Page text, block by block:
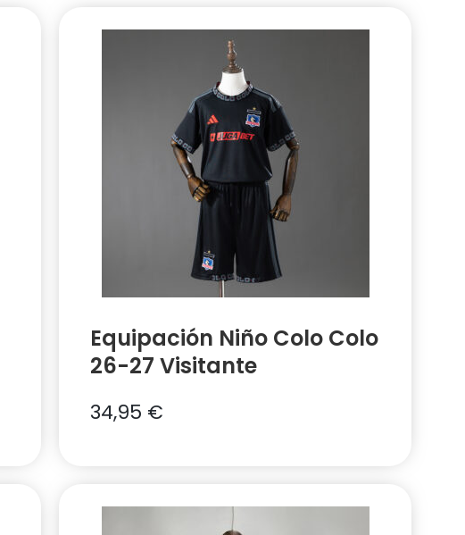
Equipación Niño Colo Colo
26-27 Visitante
34,95 €